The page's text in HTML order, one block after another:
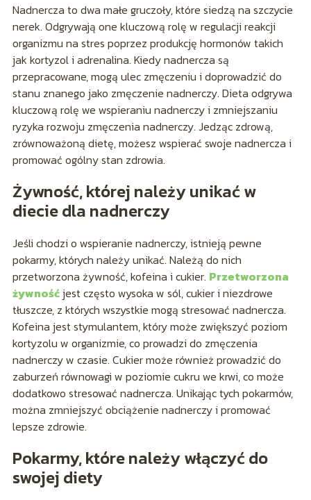
Nadnercza to dwa małe gruczoły, które siedzą na szczycie
nerek. Odgrywają one kluczową rolę w regulacji reakcji
organizmu na stres poprzez produkcję hormonów takich
jak kortyzol i adrenalina. Kiedy nadnercza są
przepracowane, mogą ulec zmęczeniu i doprowadzić do
stanu znanego jako zmęczenie nadnerczy. Dieta odgrywa
kluczową rolę we wspieraniu nadnerczy i zmniejszaniu
ryzyka rozwoju zmęczenia nadnerczy. Jedząc zdrową,
zrównoważoną dietę, możesz wspierać swoje nadnercza i
promować ogólny stan zdrowia.
Żywność, której należy unikać w
diecie dla nadnerczy
Jeśli chodzi o wspieranie nadnerczy, istnieją pewne
pokarmy, których należy unikać. Należą do nich
przetworzona żywność, kofeina i cukier. Przetworzona
żywnośćjest często wysoka w sól, cukier i niezdrowe
tłuszcze, z których wszystkie mogą stresować nadnercza.
Kofeina jest stymulantem, który może zwiększyć poziom
kortyzolu w organizmie, co prowadzi do zmęczenia
nadnerczy w czasie. Cukier może również prowadzić do
zaburzeń równowagi w poziomie cukru we krwi, co może
dodatkowo stresować nadnercza. Unikając tych pokarmów,
można zmniejszyć obciążenie nadnerczy i promować
lepsze zdrowie.
Pokarmy, które należy włączyć do
swojej diety